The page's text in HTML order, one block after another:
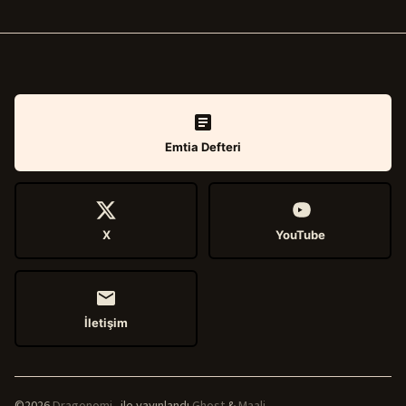
Emtia Defteri
X YouTube
İletişim